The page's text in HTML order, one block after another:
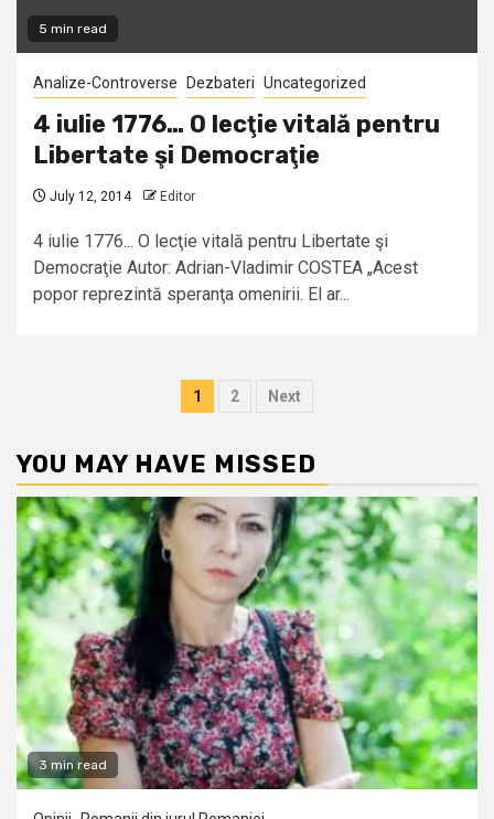
5 min read
Analize-Controverse Dezbateri Uncategorized
4 iulie 1776… O lecţie vitală pentru
Libertate şi Democraţie
July 12, 2014 Editor
4 iulie 1776... O lecţie vitală pentru Libertate şi
Democraţie Autor: Adrian-Vladimir COSTEA „Acest
popor reprezintă speranţa omenirii. El ar...
Posts
1 2 Next
YOU MAY HAVE MISSED
3 min read